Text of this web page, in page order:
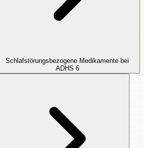
Schlafstörungsbezogene Medikamente bei
ADHS 6